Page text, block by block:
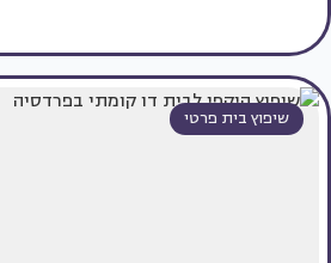
שיפוץ בית פרטי